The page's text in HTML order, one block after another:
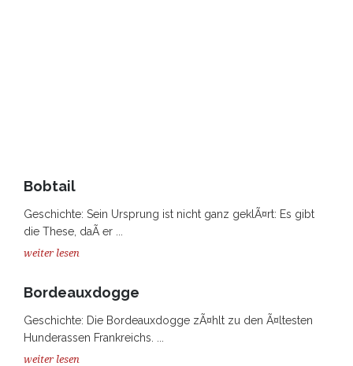
Bobtail
Geschichte: Sein Ursprung ist nicht ganz geklÃ¤rt: Es gibt
die These, daÃ er ...
weiter lesen
Bordeauxdogge
Geschichte: Die Bordeauxdogge zÃ¤hlt zu den Ã¤ltesten
Hunderassen Frankreichs. ...
weiter lesen